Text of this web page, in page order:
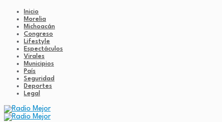
Inicio
Morelia
Michoacán
Congreso
Lifestyle
Espectáculos
Virales
Municipios
País
Seguridad
Deportes
Legal